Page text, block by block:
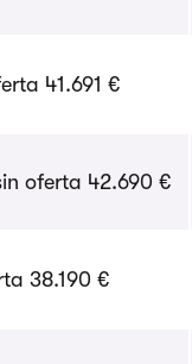
41.691 €
oferta 42.690 €
38.190 €